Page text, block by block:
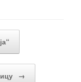
→